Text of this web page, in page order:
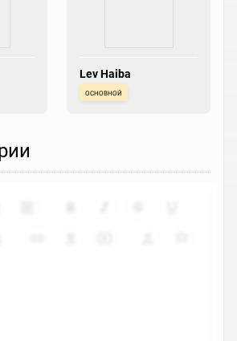
Lev Haiba
основной